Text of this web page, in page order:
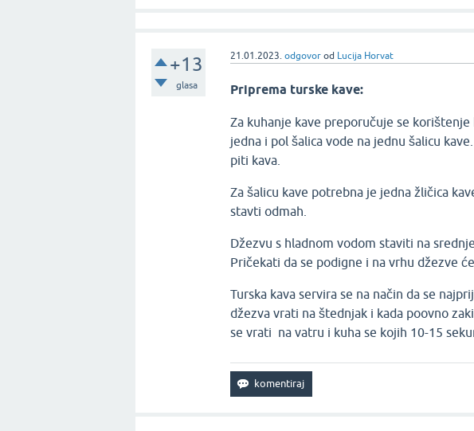
+13
glasa
21.01.2023. odgovor od Lucija Horvat
Priprema turske kave:
Za kuhanje kave preporučuje se
jedna i pol šalica vode na jednu šalicu
piti kava.
Za šalicu kave potrebna je jedna žličica
stavti odmah.
Džezvu s hladnom vodom staviti na
Pričekati da se podigne i na vrhu džezve
Turska kava servira se na način da se
džezva vrati na štednjak i kada poovno
se vrati na vatru i kuha se kojih 10-15